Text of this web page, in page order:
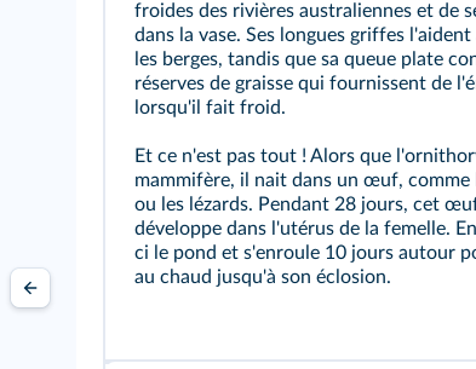
froides des rivières australiennes et de
dans la vase. Ses longues griffes
les berges, tandis que sa queue plate
réserves de graisse qui fournissent de
lorsqu'il fait froid.
Et ce n'est pas tout ! Alors que
mammifère, il nait dans un œuf, comme
ou les lézards. Pendant 28 jours, cet
développe dans l'utérus de la femelle.
ci le pond et s'enroule 10 jours autour
au chaud jusqu'à son éclosion.